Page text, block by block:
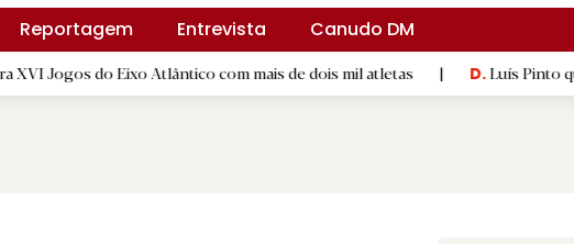
Reportagem Entrevista
Canudo DM
Eixo Atlântico com mais de dois mil atletas | D.Luís Pinto quer Gil Vicente